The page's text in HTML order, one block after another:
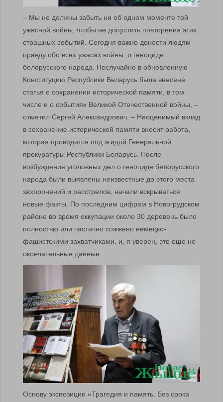
– Мы не должны забыть ни об одном моменте той
ужасной войны, чтобы не допустить повторения этих
страшных событий. Сегодня важно донести людям
правду обо всех ужасах войны, о геноциде
белорусского народа. Неслучайно в обновленную
Конституцию Республики Беларусь была внесена
статья о сохранении исторической памяти, в том
числе и о событиях Великой Отечественной войны, –
отметил Сергей Александрович. – Неоценимый вклад
в сохранение исторической памяти вносит работа,
которая проводится под эгидой Генеральной
прокуратуры Республики Беларусь. После
возбуждения уголовных дел о геноциде белорусского
народа были выявлены неизвестные до этого места
захоронений и расстрелов, начали вскрываться
новые факты. По последним цифрам в Новогрудском
районе во время оккупации около 30 деревень было
полностью или частично сожжено немецко-
фашистскими захватчиками, и, я уверен, это еще не
окончательные данные.
Основу экспозиции «Трагедия и память. Без срока